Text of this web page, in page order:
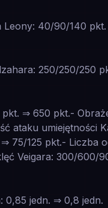
Leony: 40/90/140
250/250/250
pkt. ⇒ 650 pkt.-
ataku umiejętności
75/125 pkt.- Liczba
Veigara: 300/600/
0,85 jedn. ⇒ 0,8 jedn.